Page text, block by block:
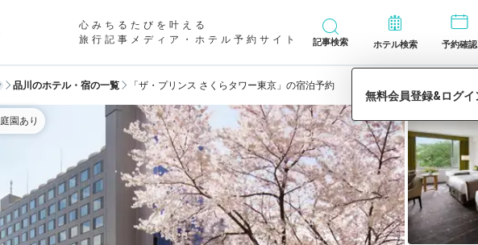
心みちるたびを叶える
旅行記事メディア・ホテル予約サイト
記事検索 ホテル検索 予約確認
品川のホテル・宿の一覧 「ザ・プリンス さくらタワー東京」の宿泊予約
庭園あり